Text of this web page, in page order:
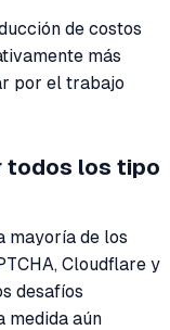
de costos
más
por el trabajo
todos los tipo
mayoría de los
Cloudflare y
desafíos
medida aún